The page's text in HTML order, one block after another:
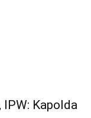
Kapolda